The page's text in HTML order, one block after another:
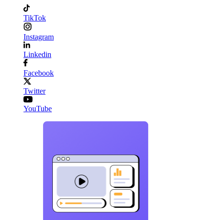
TikTok
Instagram
Linkedin
Facebook
Twitter
YouTube